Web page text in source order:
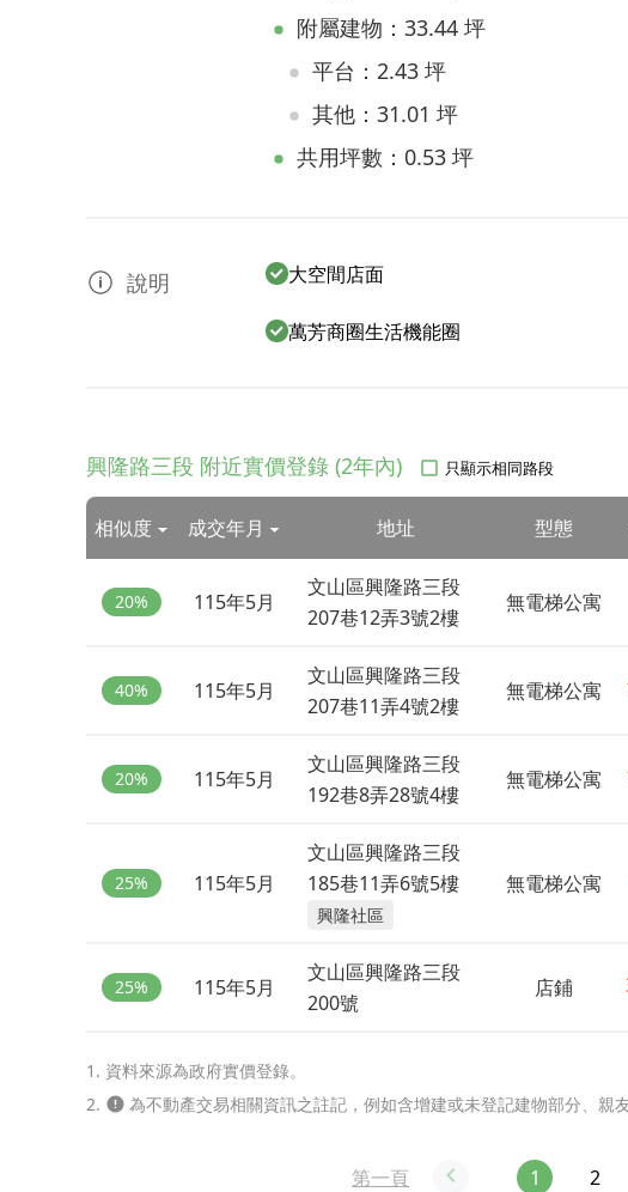
附屬建物：33.44 坪
平台：2.43 坪
其他：31.01 坪
共用坪數：0.53 坪
說明 大空間店面
萬芳商圈生活機能圈
興隆路三段 附近實價登錄 (2年內) 只顯示相同路段
相似度 成交年月 地址 型態
20% 115年5月
文山區興隆路三段
207巷12弄3號2樓
無電梯公寓
40% 115年5月
文山區興隆路三段
207巷11弄4號2樓
無電梯公寓
20% 115年5月
文山區興隆路三段
192巷8弄28號4樓
無電梯公寓
25% 115年5月
文山區興隆路三段
185巷11弄6號5樓
興隆社區
無電梯公寓
25% 115年5月
文山區興隆路三段
200號
店鋪
1. 資料來源為政府實價登錄。
2.
為不動產交易相關資訊之註記，例如含增建或未登記建物部分、親
第一頁 1 2